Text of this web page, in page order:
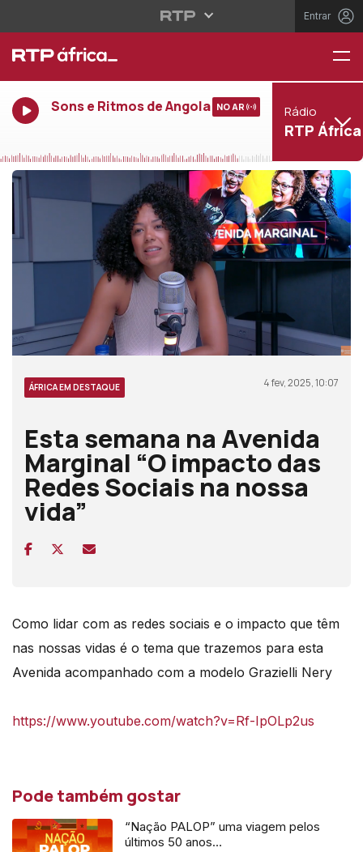
Entrar
Sons e Ritmos de Angola NO AR Rádio
RTP África
ÁFRICA EM DESTAQUE 4 fev, 2025, 10:07
Esta semana na Avenida
Marginal “O impacto das
Redes Sociais na nossa
vida”
Como lidar com as redes sociais e o impacto que têm
nas nossas vidas é o tema que trazemos para esta
Avenida acompanhado com a modelo Grazielli Nery
https://www.youtube.com/watch?v=Rf-IpOLp2us
Pode também gostar
“Nação PALOP” uma viagem pelos
últimos 50 anos…